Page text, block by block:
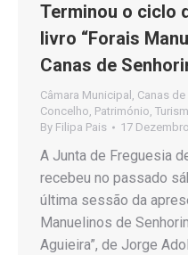
Terminou o ciclo
livro “Forais
Canas de
Câmara Municipal , Canas
Concelho, Património,
By Filipa Pais 17
A Junta de Freguesia
recebeu no passado
última sessão da
Manuelinos de
Aguieira”, de Jorge